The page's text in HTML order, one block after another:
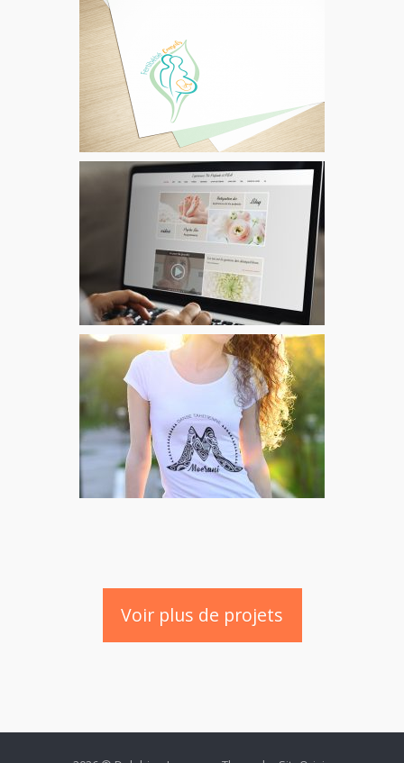
Voir plus de projets